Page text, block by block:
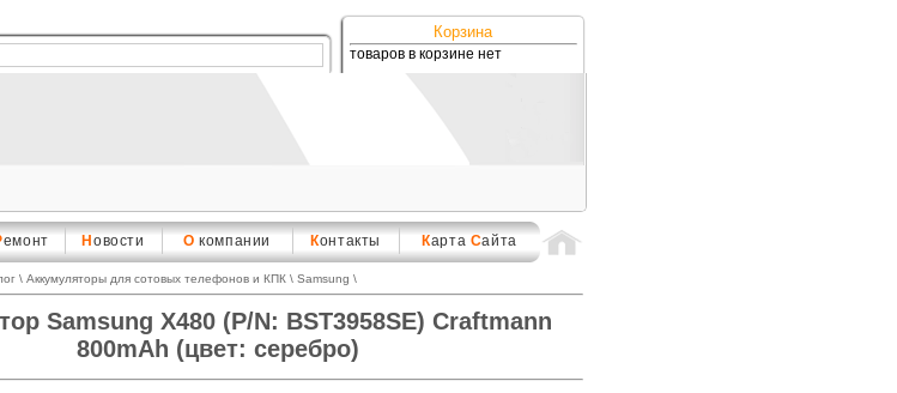
Корзина
товаров в корзине нет
емонт Н овости О компании Контакты Карта Сайта
\ Аккумуляторы для сотовых телефонов и КПК\ Samsung \
Samsung X480 (P/N: BST3958SE) Craftmann
800mAh (цвет: серебро)